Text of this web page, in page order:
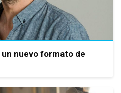
un nuevo formato de